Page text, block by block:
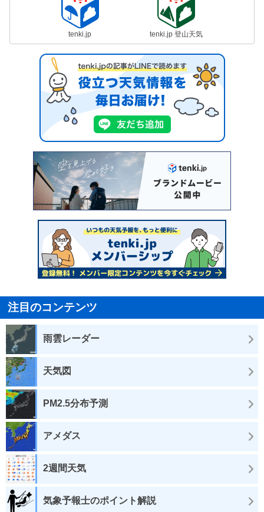
tenki.jp tenki.jp 登山天気
注目のコンテンツ
雨雲レーダー
天気図
PM2.5分布予測
アメダス
2週間天気
気象予報士のポイント解説